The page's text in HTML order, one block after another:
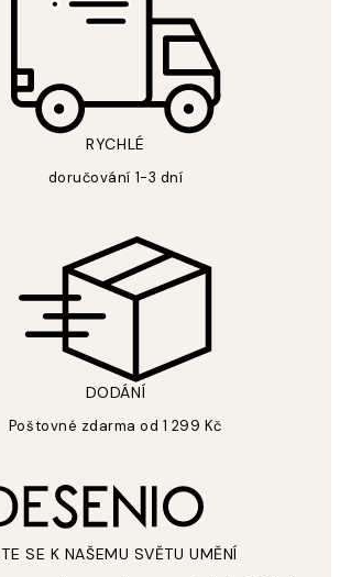
RYCHLÉ
doručování 1-3 dní
DODÁNÍ
Poštovné zdarma od 1 299 Kč
SE K NAŠEMU SVĚTU UMĚNÍ